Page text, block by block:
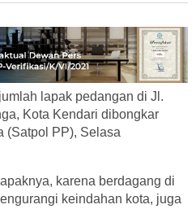
lapak pedangan di Jl.
Kota Kendari dibongkar
(Satpol PP), Selasa
karena berdagang di
keindahan kota, juga